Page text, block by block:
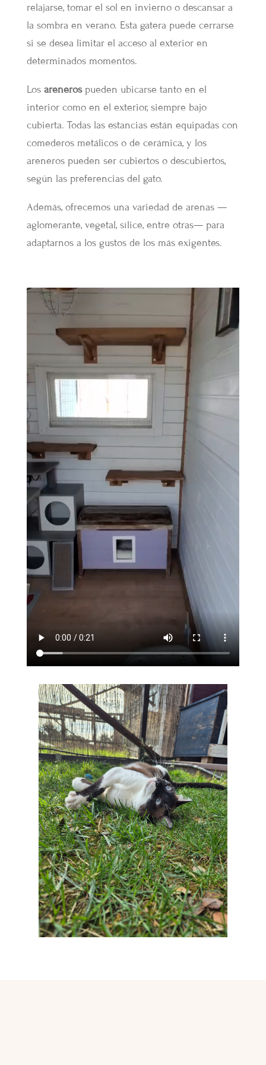
relajarse, tomar el sol en invierno o descansar a
la sombra en verano. Esta gatera puede cerrarse
si se desea limitar el acceso al exterior en
determinados momentos.
Los arenerospueden ubicarse tanto en el
interior como en el exterior, siempre bajo
cubierta. Todas las estancias están equipadas con
comederos metálicos o de cerámica, y los
areneros pueden ser cubiertos o descubiertos,
según las preferencias del gato.
Además, ofrecemos una variedad de arenas —
aglomerante, vegetal, sílice, entre otras— para
adaptarnos a los gustos de los más exigentes.